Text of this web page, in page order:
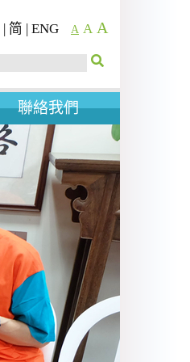
| 简 | ENG A A A
聯絡我們